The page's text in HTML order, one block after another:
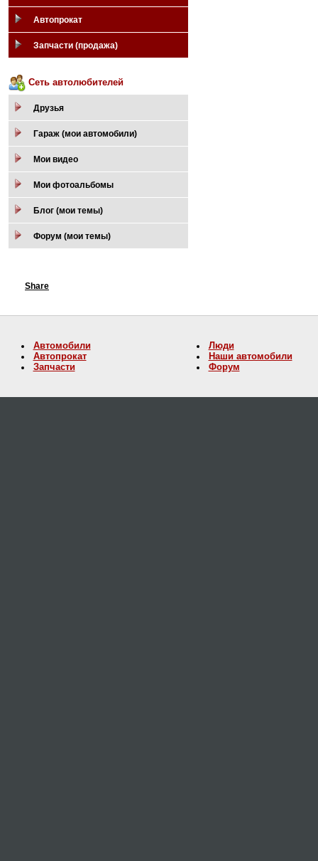
Автопрокат
Запчасти (продажа)
Сеть автолюбителей
Друзья
Гараж (мои автомобили)
Мои видео
Мои фотоальбомы
Блог (мои темы)
Форум (мои темы)
Share
Автомобили
Автопрокат
Запчасти
Люди
Наши автомобили
Форум